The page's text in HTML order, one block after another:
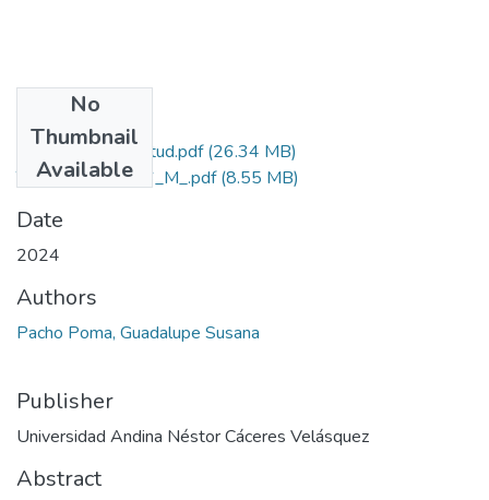
No
Thumbnail
Available
Grado de Similitud.pdf(26.34 MB)
T036_01319716_M_.pdf(8.55 MB)
Date
2024
Authors
Pacho Poma, Guadalupe Susana
Publisher
Universidad Andina Néstor Cáceres Velásquez
Abstract